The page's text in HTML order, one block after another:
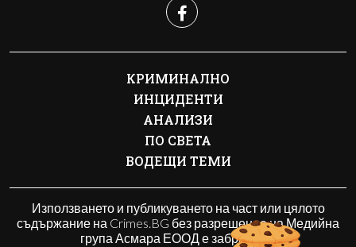
КРИМИНАЛНО
ИНЦИДЕНТИ
АНАЛИЗИ
ПО СВЕТА
ВОДЕЩИ ТЕМИ
Използването и публикуването на част или цялото
съдържание на Crimes.BG без разрешение на Медийна
група Асмара ЕООД е забранено.